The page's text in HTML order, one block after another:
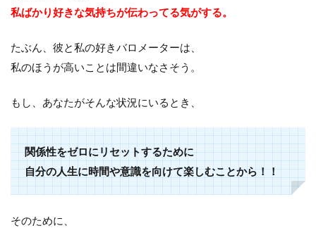
私ばかり好きな気持ちが伝わってる気がする。
たぶん、彼と私の好きバロメーターは、
私のほうが高いことは間違いなさそう。
もし、あなたがそんな状況にいるとき、
関係性をゼロにリセットするために
自分の人生に時間や意識を向けて楽しむことから！！
そのために、